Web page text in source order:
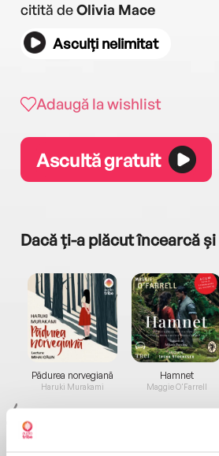
citită deOlivia Mace
Asculți nelimitat
Adaugă la wishlist
Ascultă gratuit
Dacă ți-a plăcut încearcă și
Pădurea norvegiană
Haruki Murakami
Hamnet
Maggie O'Farrell